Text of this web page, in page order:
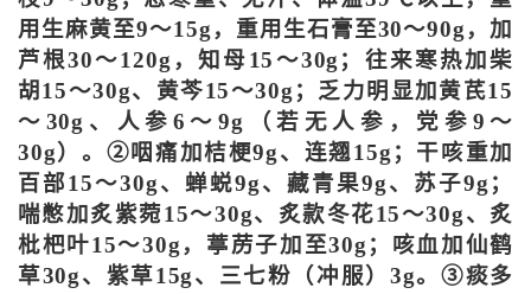
用生麻黄至9～15g，重用生石膏至30～90g，加
芦根30～120g，知母15～30g；往来寒热加柴
胡15～30g、黄芩15～30g；乏力明显加黄芪15
～30g、人参6～9g（若无人参，党参9～
30g）。②咽痛加桔梗9g、连翘15g；干咳重加
百部15～30g、蝉蜕9g、藏青果9g、苏子9g；
喘憋加炙紫菀15～30g、炙款冬花15～30g、炙
枇杷叶15～30g，葶苈子加至30g；咳血加仙鹤
草30g、紫草15g、三七粉（冲服）3g。③痰多